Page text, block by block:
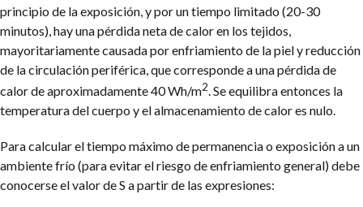
principio de la exposición, y por un tiempo limitado (20-30
minutos), hay una pérdida neta de calor en los tejidos,
mayoritariamente causada por enfriamiento de la piel y reducción
de la circulación periférica, que corresponde a una pérdida de
calor de aproximadamente 40 Wh/m2. Se equilibra entonces la
temperatura del cuerpo y el almacenamiento de calor es nulo.
Para calcular el tiempo máximo de permanencia o exposición a un
ambiente frío (para evitar el riesgo de enfriamiento general) debe
conocerse el valor de S a partir de las expresiones: